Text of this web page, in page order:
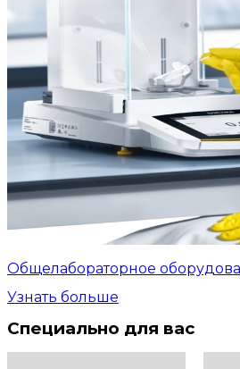
Общелабораторное
Узнать больше
Специально для вас